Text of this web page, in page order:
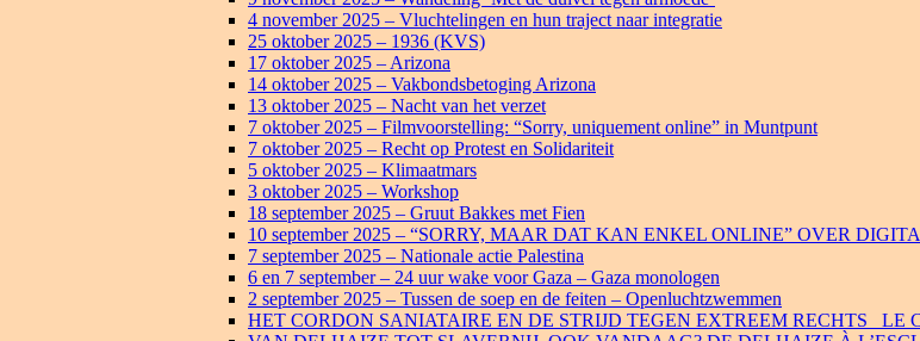
4 november 2025 – Vluchtelingen en hun traject naar integratie
25 oktober 2025 – 1936 (KVS)
17 oktober 2025 – Arizona
14 oktober 2025 – Vakbondsbetoging Arizona
13 oktober 2025 – Nacht van het verzet
7 oktober 2025 – Filmvoorstelling: “Sorry, uniquement online” in Muntpunt
7 oktober 2025 – Recht op Protest en Solidariteit
5 oktober 2025 – Klimaatmars
3 oktober 2025 – Workshop
18 september 2025 – Gruut Bakkes met Fien
10 september 2025 – “SORRY, MAAR DAT KAN ENKEL ONLINE” OVER
7 september 2025 – Nationale actie Palestina
6 en 7 september – 24 uur wake voor Gaza – Gaza monologen
2 september 2025 – Tussen de soep en de feiten – Openluchtzwemmen
HET CORDON SANIATAIRE EN DE STRIJD TEGEN EXTREEM RECHTS